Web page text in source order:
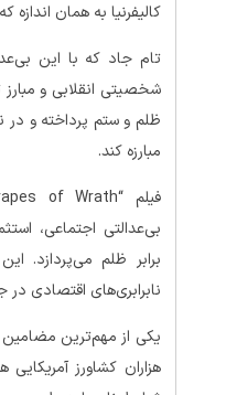
کالیفرنیا به همان
تام جاد که با این
شخصیتی انقلابی و
ظلم و ستم پرداخته و
مبارزه کند.
بی‌عدالتی اجتماعی،
برابر ظلم می‌پردازد.
نابرابری‌های اقتصادی
یکی از مهم‌ترین مضامین
هزاران کشاورز